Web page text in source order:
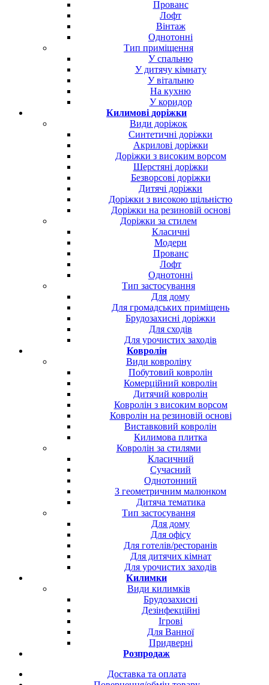
Прованс
Лофт
Вінтаж
Однотонні
Тип приміщення
У спальню
У дитячу кімнату
У вітальню
На кухню
У коридор
Килимові доріжки
Види доріжок
Синтетичні доріжки
Акрилові доріжки
Доріжки з високим ворсом
Шерстяні доріжки
Безворсові доріжки
Дитячі доріжки
Доріжки з високою щільністю
Доріжки на резиновій основі
Доріжки за стилем
Класичні
Модерн
Прованс
Лофт
Однотонні
Тип застосування
Для дому
Для громадських приміщень
Брудозахисні доріжки
Для сходів
Для урочистих заходів
Ковролін
Види ковроліну
Побутовий ковролін
Комерційний ковролін
Дитячий ковролін
Ковролін з високим ворсом
Ковролін на резиновій основі
Виставковий ковролін
Килимова плитка
Ковролін за стилями
Класичний
Сучасний
Однотонний
З геометричним малюнком
Дитяча тематика
Тип застосування
Для дому
Для офісу
Для готелів/ресторанів
Для дитячих кімнат
Для урочистих заходів
Килимки
Види килимків
Брудозахисні
Дезінфекційні
Ігрові
Для Ванної
Придверні
Розпродаж
Доставка та оплата